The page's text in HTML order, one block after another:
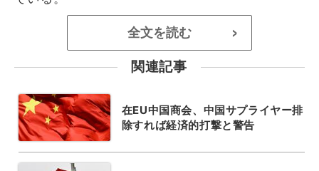
全文を読む >
関連記事
在EU中国商会、中国サプライヤー排
除すれば経済的打撃と警告